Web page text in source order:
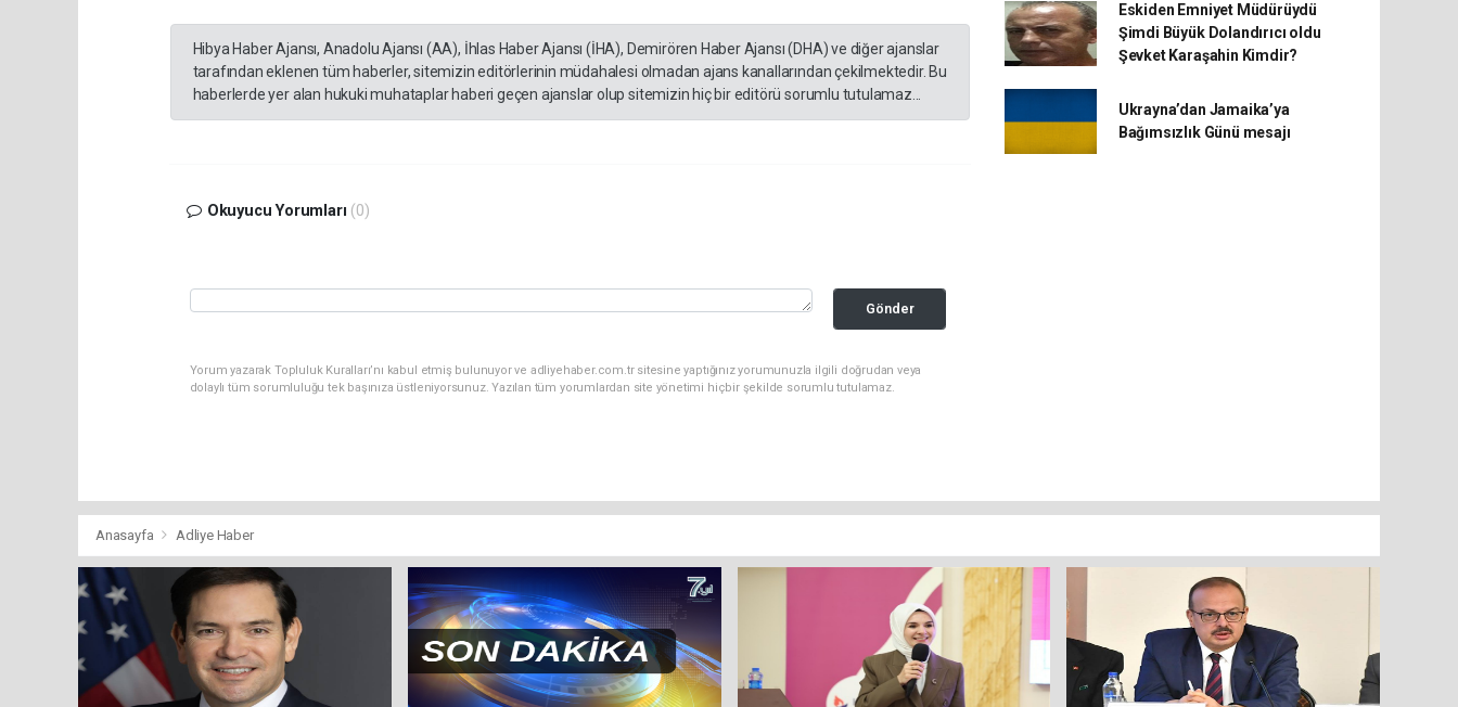
Hibya Haber Ajansı, Anadolu Ajansı (AA), İhlas Haber Ajansı (İHA), Demirören Haber Ajansı (DHA) ve diğer ajanslar
tarafından eklenen tüm haberler, sitemizin editörlerinin müdahalesi olmadan ajans kanallarından çekilmektedir. Bu
haberlerde yer alan hukuki muhataplar haberi geçen ajanslar olup sitemizin hiç bir editörü sorumlu tutulamaz...
Okuyucu Yorumları (0)
Gönder
Yorum yazarak Topluluk Kuralları’nı kabul etmiş bulunuyor ve adliyehaber.com.tr sitesine yaptığınız yorumunuzla ilgili doğrudan veya
dolaylı tüm sorumluluğu tek başınıza üstleniyorsunuz. Yazılan tüm yorumlardan site yönetimi hiçbir şekilde sorumlu tutulamaz.
Eskiden Emniyet Müdürüydü
Şimdi Büyük Dolandırıcı oldu
Şevket Karaşahin Kimdir?
Ukrayna’dan Jamaika’ya
Bağımsızlık Günü mesajı
Anasayfa Adliye Haber